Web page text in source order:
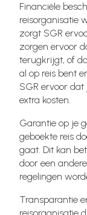
Financiële
reisorganisatie
zorgt SGR
zorgen ervoor
terugkrijgt, of
al op reis bent
SGR ervoor
extra kosten.
Garantie op je
geboekte reis
gaat. Dit kan
door een
regelingen
Transparantie